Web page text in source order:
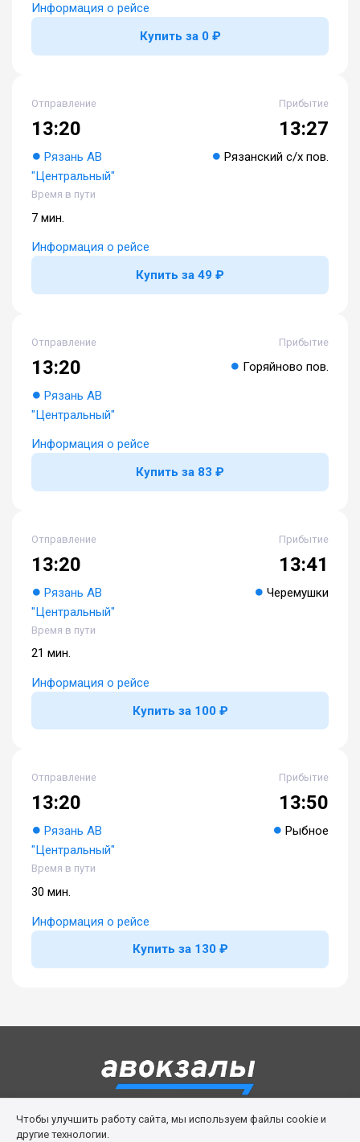
Информация о рейсе
Купить за 0 ₽
Отправление
13:20
Рязань АВ
"Центральный"
Прибытие
13:27
Рязанский с/х пов.
Время в пути
7 мин.
Информация о рейсе
Купить за 49 ₽
Отправление
13:20
Рязань АВ
"Центральный"
Прибытие
Горяйново пов.
Информация о рейсе
Купить за 83 ₽
Отправление
13:20
Рязань АВ
"Центральный"
Прибытие
13:41
Черемушки
Время в пути
21 мин.
Информация о рейсе
Купить за 100 ₽
Отправление
13:20
Рязань АВ
"Центральный"
Прибытие
13:50
Рыбное
Время в пути
30 мин.
Информация о рейсе
Купить за 130 ₽
Правила сервиса Политика cookies
Чтобы улучшить работу сайта, мы используем файлы cookie и
другие технологии.